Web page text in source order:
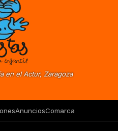
en el Actur, Zaragoza
AnunciosComarca